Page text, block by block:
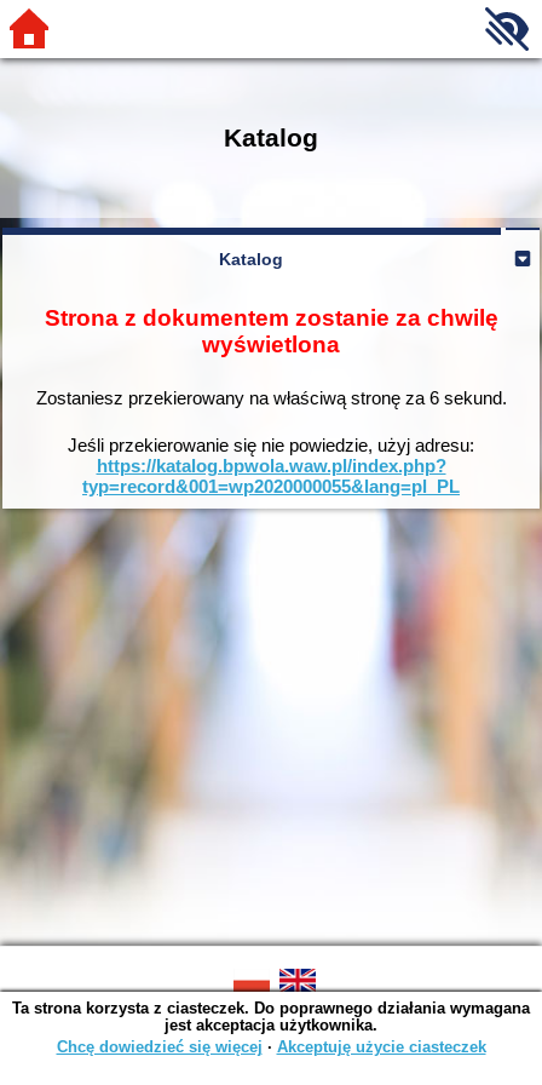
Katalog
Katalog
Strona z dokumentem zostanie za chwilę
wyświetlona
Zostaniesz przekierowany na właściwą stronę za 6sekund.
Jeśli przekierowanie się nie powiedzie, użyj adresu:
https://katalog.bpwola.waw.pl/index.php?
typ=record&001=wp2020000055&lang=pl_PL
SOWA OPAC v. 6.11.10 (2026-07-24)
Wygenerowano w 0,0035 s.
Ta strona korzysta z ciasteczek. Do poprawnego działania wymagana
jest akceptacja użytkownika.
Chcę dowiedzieć się więcej ∙ Akceptuję użycie ciasteczek